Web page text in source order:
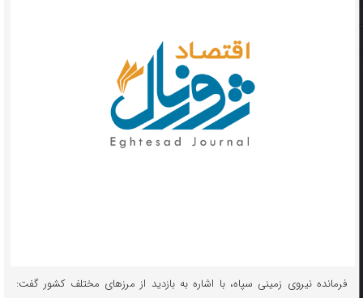
فرمانده نیروی زمینی سپاه، با اشاره به بازدید از مرزهای مختلف کشور گفت: